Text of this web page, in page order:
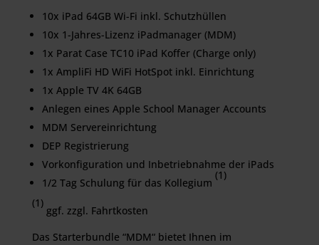
10x iPad 64GB Wi-Fi inkl. Schutzhüllen
10x 1-Jahres-Lizenz iPadmanager (MDM)
1x Parat Case TC10 iPad Koffer (Charge only)
1x AmpliFi HD WiFi HotSpot inkl. Einrichtung
1x Apple TV 4K 64GB
Anlegen eines Apple School Manager Accounts
MDM Servereinrichtung
DEP Registrierung
Vorkonfiguration und Inbetriebnahme der iPads
1/2 Tag Schulung für das Kollegium
(1)
(1)
ggf. zzgl. Fahrtkosten
Das Starterbundle “MDM“ bietet Ihnen im